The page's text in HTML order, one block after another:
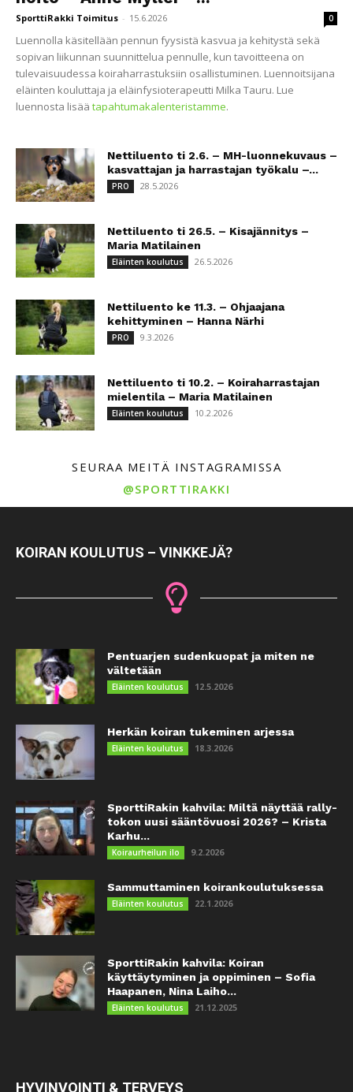
SporttiRakki Toimitus - 15.6.2026 0
Luennolla käsitellään pennun fyysistä kasvua ja kehitystä sekä
sopivan liikunnan suunnittelua pennulle, kun tavoitteena on
tulevaisuudessa koiraharrastuksiin osallistuminen. Luennoitsijana
eläinten kouluttaja ja eläinfysioterapeutti Milka Tauru. Lue
luennosta lisää tapahtumakalenteristamme.
Nettiluento ti 2.6. – MH-luonnekuvaus –
kasvattajan ja harrastajan työkalu –...
PRO 28.5.2026
Nettiluento ti 26.5. – Kisajännitys –
Maria Matilainen
Eläinten koulutus 26.5.2026
Nettiluento ke 11.3. – Ohjaajana
kehittyminen – Hanna Närhi
PRO 9.3.2026
Nettiluento ti 10.2. – Koiraharrastajan
mielentila – Maria Matilainen
Eläinten koulutus 10.2.2026
SEURAA MEITÄ INSTAGRAMISSA
@SPORTTIRAKKI
KOIRAN KOULUTUS – VINKKEJÄ?
Pentuarjen sudenkuopat ja miten ne
vältetään
Eläinten koulutus 12.5.2026
Herkän koiran tukeminen arjessa
Eläinten koulutus 18.3.2026
SporttiRakin kahvila: Miltä näyttää rally-
tokon uusi sääntövuosi 2026? – Krista
Karhu...
Koiraurheilun ilo 9.2.2026
Sammuttaminen koirankoulutuksessa
Eläinten koulutus 22.1.2026
SporttiRakin kahvila: Koiran
käyttäytyminen ja oppiminen – Sofia
Haapanen, Nina Laiho...
Eläinten koulutus 21.12.2025
HYVINVOINTI & TERVEYS